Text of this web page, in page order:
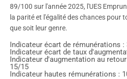
89/100 sur l'année 2025, l'UES
la parité et l'égalité des chances pour
que soit leur genre.
Indicateur écart de rémunérations :
Indicateur écart de taux
Indicateur d'augmentation au
15/15
Indicateur hautes rémunérations :